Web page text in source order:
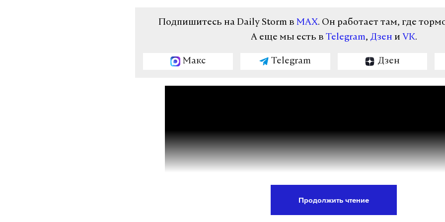
Подпишитесь на Daily Storm в MAX. Он работает там, где
А еще мы есть в Telegram, Дзен и VK.
Макс Telegram Дзен
Продолжить чтение